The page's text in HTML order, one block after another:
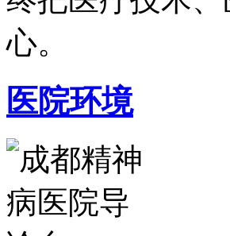
心。
医院环境